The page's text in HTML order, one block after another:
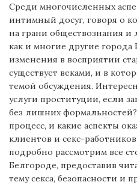
Среди многочисленных
интимный досуг, говоря о
на грани обществознания
как и многие другие города
изменения в восприятии
существует веками, и в
темой обсуждения.
услуги проституции, если
без лишних
процесс, и какие аспекты
клиентов и секс-
подробно рассмотрим все
Белгороде, предоставив
тему секса, безопасности и